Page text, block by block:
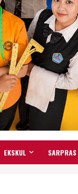
EKSKUL SARPRAS